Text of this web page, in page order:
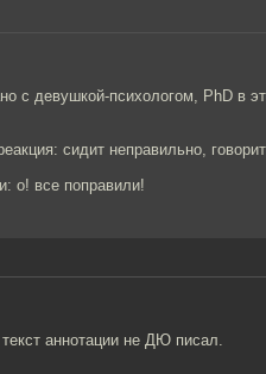
с девушкой-психологом, PhD в
сидит неправильно,
о! все поправили!
аннотации не ДЮ писал.